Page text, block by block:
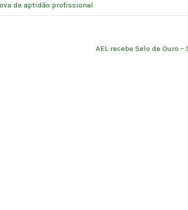
de aptidão profissional
AEL recebe Selo de Ouro